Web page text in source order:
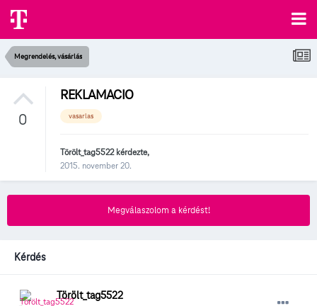
Megrendelés, vásárlás
0
REKLAMACIO
vasarlas
Törölt_tag5522kérdezte,
2015. november 20.
Megválaszolom a kérdést!
Kérdés
Törölt_tag5522